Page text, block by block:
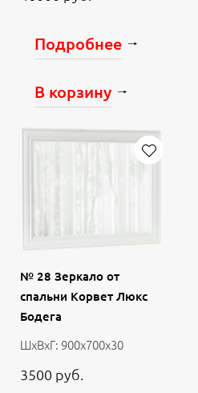
Подробнее
В корзину
№ 28 Зеркало от
спальни Корвет Люкс
Бодега
ШхВхГ: 900х700х30
3500 руб.